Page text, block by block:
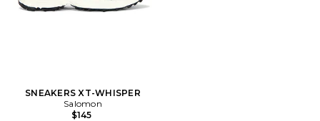
SNEAKERS XT-WHISPER
Salomon
$145